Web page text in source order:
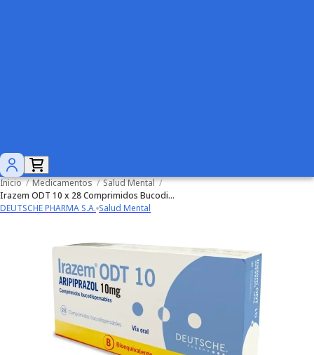
Inicio / Medicamentos / Salud Mental /
Irazem ODT 10 x 28 Comprimidos Bucodispersables
DEUTSCHE PHARMA S.A. Salud Mental